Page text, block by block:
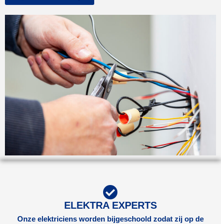
ELEKTRA EXPERTS
Onze elektriciens worden bijgeschoold zodat zij op de